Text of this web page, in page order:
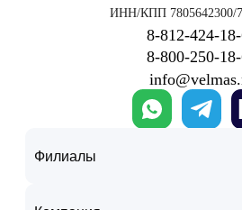
ИНН/КПП 7805642300/
Филиалы